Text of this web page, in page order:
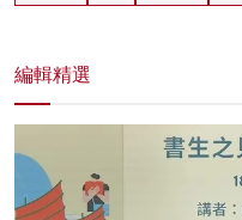
編輯精選